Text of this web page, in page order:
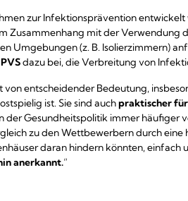
zur Infektionsprävention
mit der Verwendung
Umgebungen (z. B. Isolierzimmern)
dazu bei, die Verbreitung von
entscheidender Bedeutung,
ist. Sie sind auchpraktischer
der Gesundheitspolitik immer häufiger
zu den Wettbewerbern durch
daran hindern könnten, einfach
anerkannt.“